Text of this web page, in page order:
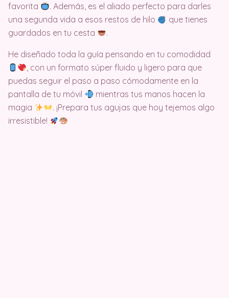
favorita
. Además, es el aliado perfecto para darles
una segunda vida a esos restos de hilo
que tienes
guardados en tu cesta
.
He diseñado toda la guía pensando en tu comodidad
, con un formato súper fluido y ligero para que
puedas seguir el paso a paso cómodamente en la
pantalla de tu móvil
mientras tus manos hacen la
magia
. ¡Prepara tus agujas que hoy tejemos algo
irresistible!